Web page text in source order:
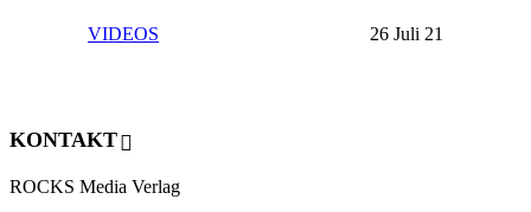
VIDEOS 26 Juli 21
KONTAKT
ROCKS Media Verlag